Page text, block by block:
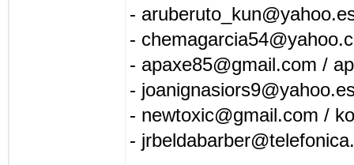
-
-
- apaxe85@gmail.com /
-
- newtoxic@gmail.com /
-